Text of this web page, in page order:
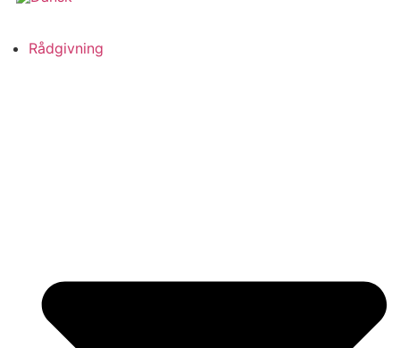
Rådgivning